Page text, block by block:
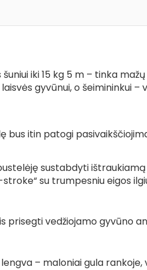
iki 15 kg 5 m – tinka
gyvūnui, o šeimininkui
bus itin patogi
sustabdyti
su trumpesniu eigos
prisegti vedžiojamo gyvūno
– maloniai gula